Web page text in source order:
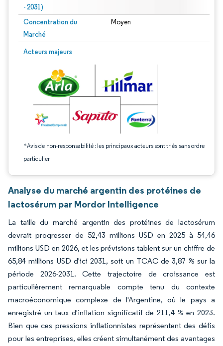
- 2031)
Concentration du
Marché
Moyen
Acteurs majeurs
*Avis de non-responsabilité : les principaux acteurs sont triés sans ordre
particulier
Image © Mordor Intelligence. La réutilisation nécessite une attribution sous CC
Analyse du marché argentin des protéines de
lactosérum par Mordor Intelligence
La taille du marché argentin des protéines de lactosérum
devrait progresser de 52,43 millions USD en 2025 à 54,46
millions USD en 2026, et les prévisions tablent sur un chiffre de
65,84 millions USD d'ici 2031, soit un TCAC de 3,87 % sur la
période 2026-2031. Cette trajectoire de croissance est
particulièrement remarquable compte tenu du contexte
macroéconomique complexe de l'Argentine, où le pays a
enregistré un taux d'inflation significatif de 211,4 % en 2023.
Bien que ces pressions inflationnistes représentent des défis
pour les entreprises, elles créent simultanément des avantages